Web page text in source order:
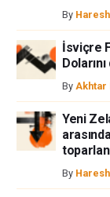
By
İsviçre
By Akhtar
Yeni
By